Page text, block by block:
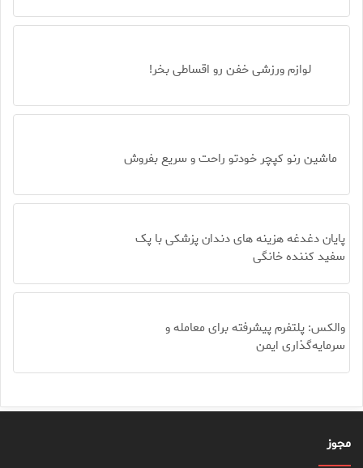
لوازم ورزشی خفن رو اقساطی بخر!
ماشین رنو کپچر خودتو راحت و سریع بفروش
پایان دغدغه هزینه های دندان پزشکی با پک
سفید کننده خانگی
والکس: پلتفرم پیشرفته برای معامله و
سرمایه‌گذاری ایمن
مجوز